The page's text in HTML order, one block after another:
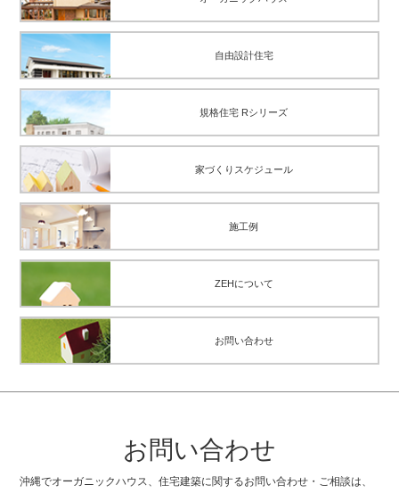
自由設計住宅
規格住宅 Rシリーズ
家づくりスケジュール
施工例
ZEHについて
お問い合わせ
お問い合わせ
沖縄でオーガニックハウス、住宅建築に関するお問い合わせ・ご相談は、